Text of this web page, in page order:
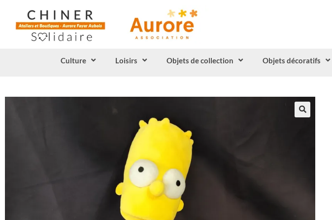
Culture Loisirs Objets de collection Objets décoratifs